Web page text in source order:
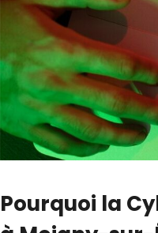
Pourquoi la